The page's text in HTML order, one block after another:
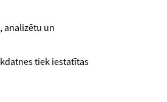
analizētu un
tiek iestatītas